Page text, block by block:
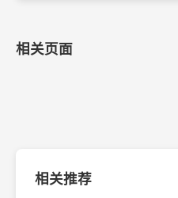
相关页面
相关推荐